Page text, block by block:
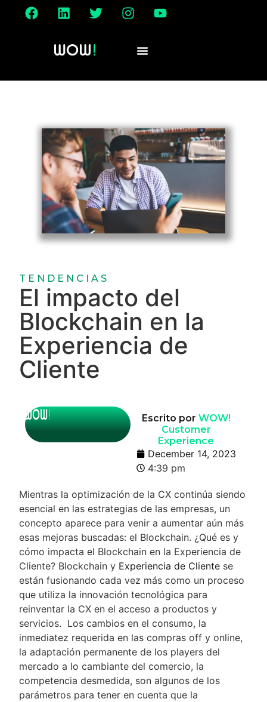
TENDENCIAS
El impacto del
Blockchain en la
Experiencia de
Cliente
Escrito por WOW!
Customer
Experience
December 14, 2023
4:39 pm
Mientras la optimización de la CX continúa siendo
esencial en las estrategias de las empresas, un
concepto aparece para venir a aumentar aún más
esas mejoras buscadas: el Blockchain. ¿Qué es y
cómo impacta el Blockchain en la Experiencia de
Cliente? Blockchain y Experiencia de Cliente se
están fusionando cada vez más como un proceso
que utiliza la innovación tecnológica para
reinventar la CX en el acceso a productos y
servicios. Los cambios en el consumo, la
inmediatez requerida en las compras off y online,
la adaptación permanente de los players del
mercado a lo cambiante del comercio, la
competencia desmedida, son algunos de los
parámetros para tener en cuenta que la